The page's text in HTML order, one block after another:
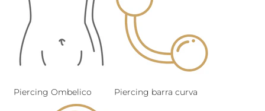
Piercing Ombelico Piercing barra curva